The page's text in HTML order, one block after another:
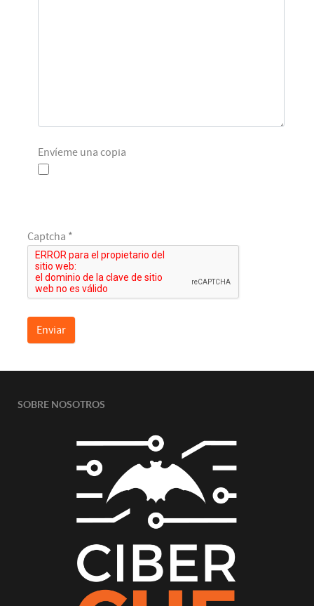
Envíeme una copia
Captcha *
Enviar
SOBRE NOSOTROS